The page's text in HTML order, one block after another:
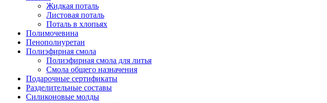
Жидкая поталь
Листовая поталь
Поталь в хлопьях
Полимочевина
Пенополиуретан
Полиэфирная смола
Полиэфирная смола для литья
Смола общего назначения
Подарочные сертификаты
Разделительные составы
Силиконовые молды